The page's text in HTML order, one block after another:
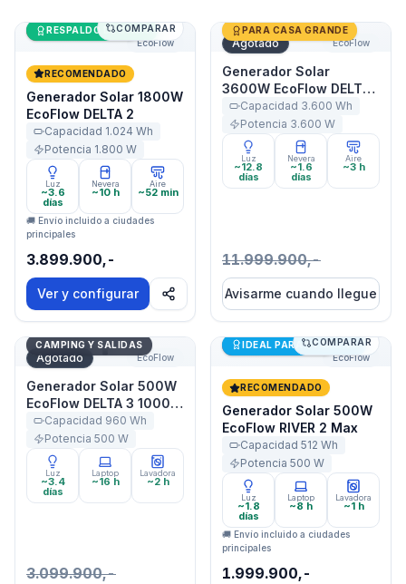
Generador Solar 1800W EcoFlow DELTA 2
EcoFlow
Últimas unidades
RESPALDO DE CASA
COMPARAR
RECOMENDADO
Generador Solar 1800W
EcoFlow DELTA 2
Capacidad 1.024 Wh
Potencia 1.800 W
Luz
~3.6
días
Nevera
~10 h
Aire
~52 min
🚚 Envío incluido a ciudades
principales
3.899.900,-
Ver y configurar
Generador Solar 3600W
Agotado EcoFlow
PARA CASA GRANDE
Generador Solar
3600W EcoFlow DELTA
ProCapacidad 3.600 Wh
Potencia 3.600 W
Luz
~12.8
días
Nevera
~1.6
días
Aire
~3 h
11.999.900,-
Avisarme cuando llegue
Generador Solar 500W EcoFlow DELTA 3 1000 Air
Agotado EcoFlow
CAMPING Y SALIDAS
Generador Solar 500W
EcoFlow DELTA 3 1000
AirCapacidad 960 Wh
Potencia 500 W
Luz
~3.4
días
Laptop
~16 h
Lavadora
~2 h
3.099.900,-
Generador Solar 500W
EcoFlow
Últimas unidades
IDEAL PARA STARLINK
COMPARAR
RECOMENDADO
Generador Solar 500W
EcoFlow RIVER 2 Max
Capacidad 512 Wh
Potencia 500 W
Luz
~1.8
días
Laptop
~8 h
Lavadora
~1 h
🚚 Envío incluido a ciudades
principales
1.999.900,-